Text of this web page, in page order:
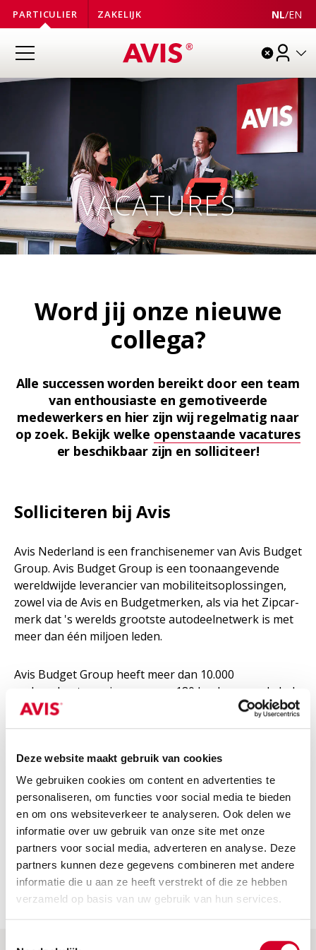
Deze website maakt gebruik van cookies
We gebruiken cookies om content en advertenties te
personaliseren, om functies voor social media te bieden
en om ons websiteverkeer te analyseren. Ook delen we
informatie over uw gebruik van onze site met onze
partners voor social media, adverteren en analyse. Deze
partners kunnen deze gegevens combineren met andere
informatie die u aan ze heeft verstrekt of die ze hebben
verzameld op basis van uw gebruik van hun services.
PARTICULIER ZAKELIJK NL/EN
VACATURES
Word jij onze nieuwe
collega?
Alle successen worden bereikt door een team
van enthousiaste en gemotiveerde
medewerkers en hier zijn wij regelmatig naar
op zoek. Bekijk welke openstaande vacatures
er beschikbaar zijn en solliciteer!
Solliciteren bij Avis
Avis Nederland is een franchisenemer van Avis Budget
Group. Avis Budget Group is een toonaangevende
wereldwijde leverancier van mobiliteitsoplossingen,
zowel via de Avis en Budgetmerken, als via het Zipcar-
merk dat 's werelds grootste autodeelnetwerk is met
meer dan één miljoen leden.
Avis Budget Group heeft meer dan 10.000
verhuurkantoren in ongeveer 180 landen over de hele
wereld met de meeste van zijn autoverhuurkantoren
in Noord-Amerika, Europa, Australië en Azië. Als
bestelautoverhuur zijn we trots op onze
kwaliteitsvolle dienstverlening voor klanten over de
hele wereld.
BEKIJK VACATURES